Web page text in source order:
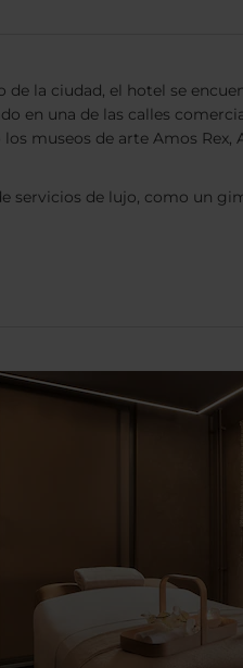
la ciudad, el hotel se
en una de las calles
museos de arte Amos Rex,
servicios de lujo, como un